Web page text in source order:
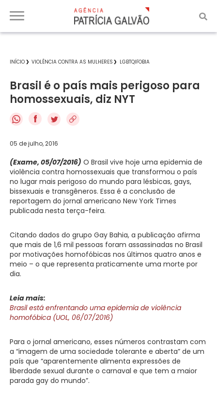
INÍCIO VIOLÊNCIA CONTRA AS MULHERES LGBTQIFOBIA
Brasil é o país mais perigoso para
homossexuais, diz NYT
f
05 de julho, 2016
(Exame, 05/07/2016) O Brasil vive hoje uma epidemia de
violência contra homossexuais que transformou o país
no lugar mais perigoso do mundo para lésbicas, gays,
bissexuais e transgêneros. Essa é a conclusão de
reportagem do jornal americano New York Times
publicada nesta terça-feira.
Citando dados do grupo Gay Bahia, a publicação afirma
que mais de 1,6 mil pessoas foram assassinadas no Brasil
por motivações homofóbicas nos últimos quatro anos e
meio – o que representa praticamente uma morte por
dia.
Leia mais:
Brasil está enfrentando uma epidemia de violência
homofóbica (UOL, 06/07/2016)
Para o jornal americano, esses números contrastam com
a “imagem de uma sociedade tolerante e aberta” de um
país que “aparentemente alimenta expressões de
liberdade sexual durante o carnaval e que tem a maior
parada gay do mundo”.